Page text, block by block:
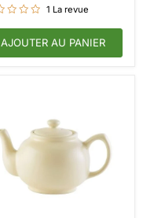
1 La revue
AJOUTER AU PANIER